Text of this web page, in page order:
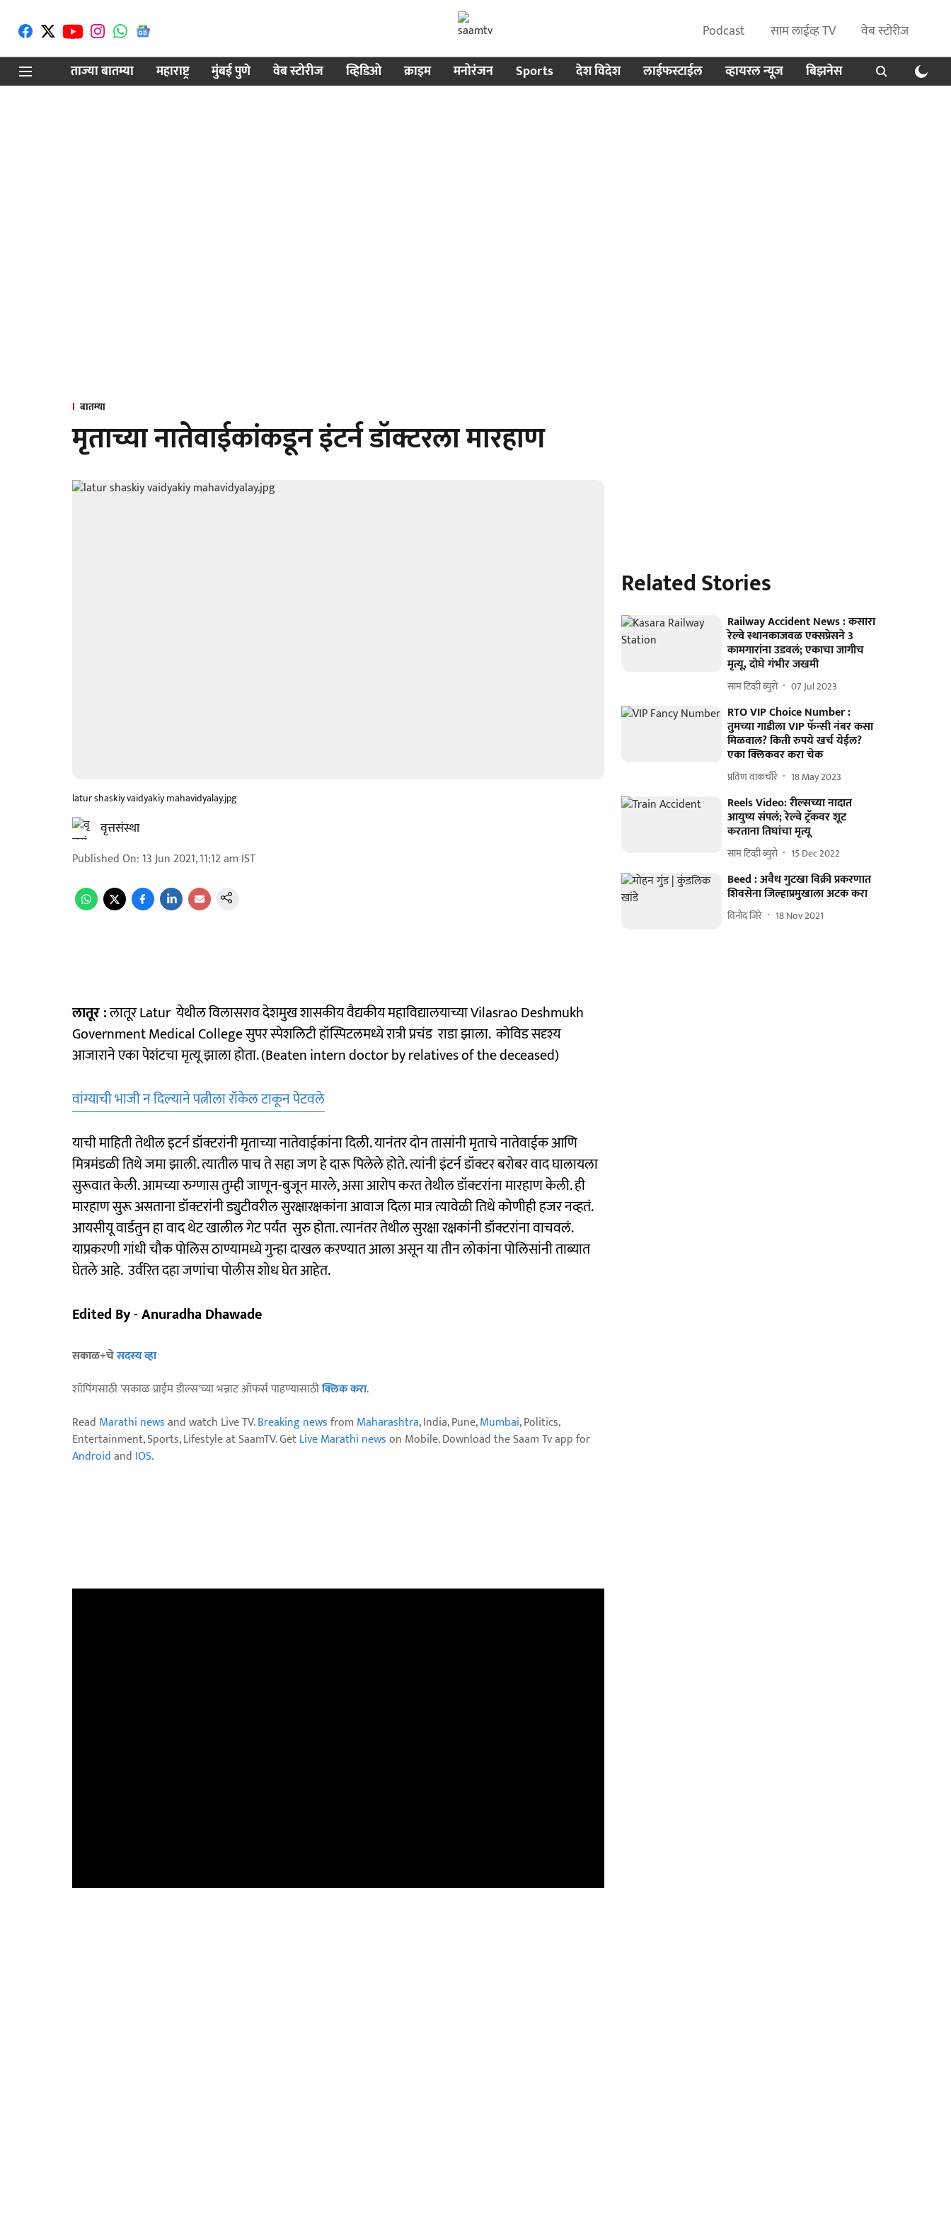
Podcast साम लाईव्ह TV
वेब स्टोरीज
ताज्या बातम्या
महाराष्ट्र मुंबई पुणे वेब स्टोरीज व्हिडिओ क्राइम मनोरंजन Sports देश विदेश लाईफस्टाईल व्हायरल न्यूज बिझनेस
बातम्या
मृताच्या नातेवाईकांकडून इंटर्न डॉक्टरला मारहाण
latur shaskiy vaidyakiy mahavidyalay.jpg
वृत्तसंस्था
Published On: 13 Jun 2021, 11:12 am IST
लातूर :लातूर Latur येथील विलासराव देशमुख शासकीय वैद्यकीय महाविद्यालयाच्या Vilasrao Deshmukh
Government Medical College सुपर स्पेशलिटी हॉस्पिटलमध्ये रात्री प्रचंड राडा झाला. कोविड सदृश्य
आजाराने एका पेशंटचा मृत्यू झाला होता. (Beaten intern doctor by relatives of the deceased)
वांग्याची भाजी न दिल्याने पत्नीला रॉकेल टाकून पेटवले
याची माहिती तेथील इटर्न डॉक्टरांनी मृताच्या नातेवाईकांना दिली. यानंतर दोन तासांनी मृताचे नातेवाईक आणि
मित्रमंडळी तिथे जमा झाली. त्यातील पाच ते सहा जण हे दारू पिलेले होते. त्यांनी इंटर्न डॉक्टर बरोबर वाद घालायला
सुरूवात केली. आमच्या रुग्णास तुम्ही जाणून-बुजून मारले, असा आरोप करत तेथील डॉक्टरांना मारहाण केली. ही
मारहाण सुरू असताना डॉक्टरांनी ड्युटीवरील सुरक्षारक्षकांना आवाज दिला मात्र त्यावेळी तिथे कोणीही हजर नव्हतं.
आयसीयू वार्डतुन हा वाद थेट खालील गेट पर्यंत सुरु होता. त्यानंतर तेथील सुरक्षा रक्षकांनी डॉक्टरांना वाचवलं.
याप्रकरणी गांधी चौक पोलिस ठाण्यामध्ये गुन्हा दाखल करण्यात आला असून या तीन लोकांना पोलिसांनी ताब्यात
घेतले आहे. उर्वरित दहा जणांचा पोलीस शोध घेत आहेत.
Edited By - Anuradha Dhawade
सकाळ+चेसदस्य व्हा
शॉपिंगसाठी 'सकाळ प्राईम डील्स'च्या भन्नाट ऑफर्स पाहण्यासाठीक्लिक करा.
Read Marathi newsand watch Live TV.Breaking newsfrom Maharashtra, India, Pune,Mumbai, Politics,
Entertainment, Sports, Lifestyle at SaamTV. GetLive Marathi newson Mobile. Download the Saam Tv app for
Androidand IOS.
Related Stories
Railway Accident News : कसारा
रेल्वे स्थानकाजवळ एक्सप्रेसने 3
कामगारांना उडवलं; एकाचा जागीच
मृत्यू, दोघे गंभीर जखमी
साम टिव्ही ब्युरो 07 Jul 2023
RTO VIP Choice Number :
तुमच्या गाडीला VIP फॅन्सी नंबर कसा
मिळवाल? किती रुपये खर्च येईल?
एका क्लिकवर करा चेक
प्रविण वाकचौरे 18 May 2023
Reels Video: रील्सच्या नादात
आयुष्य संपलं; रेल्वे ट्रॅकवर शूट
करताना तिघांचा मृत्यू
साम टिव्ही ब्युरो 15 Dec 2022
Beed : अवैध गुटखा विक्री प्रकरणात
शिवसेना जिल्हाप्रमुखाला अटक करा
विनोद जिरे 18 Nov 2021